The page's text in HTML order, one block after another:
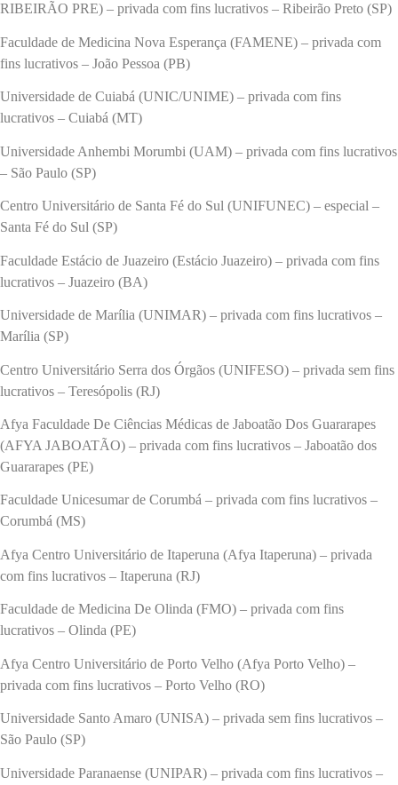
RIBEIRÃO PRE) – privada com fins lucrativos – Ribeirão Preto (SP)
Faculdade de Medicina Nova Esperança (FAMENE) – privada com
fins lucrativos – João Pessoa (PB)
Universidade de Cuiabá (UNIC/UNIME) – privada com fins
lucrativos – Cuiabá (MT)
Universidade Anhembi Morumbi (UAM) – privada com fins lucrativos
– São Paulo (SP)
Centro Universitário de Santa Fé do Sul (UNIFUNEC) – especial –
Santa Fé do Sul (SP)
Faculdade Estácio de Juazeiro (Estácio Juazeiro) – privada com fins
lucrativos – Juazeiro (BA)
Universidade de Marília (UNIMAR) – privada com fins lucrativos –
Marília (SP)
Centro Universitário Serra dos Órgãos (UNIFESO) – privada sem fins
lucrativos – Teresópolis (RJ)
Afya Faculdade De Ciências Médicas de Jaboatão Dos Guararapes
(AFYA JABOATÃO) – privada com fins lucrativos – Jaboatão dos
Guararapes (PE)
Faculdade Unicesumar de Corumbá – privada com fins lucrativos –
Corumbá (MS)
Afya Centro Universitário de Itaperuna (Afya Itaperuna) – privada
com fins lucrativos – Itaperuna (RJ)
Faculdade de Medicina De Olinda (FMO) – privada com fins
lucrativos – Olinda (PE)
Afya Centro Universitário de Porto Velho (Afya Porto Velho) –
privada com fins lucrativos – Porto Velho (RO)
Universidade Santo Amaro (UNISA) – privada sem fins lucrativos –
São Paulo (SP)
Universidade Paranaense (UNIPAR) – privada com fins lucrativos –